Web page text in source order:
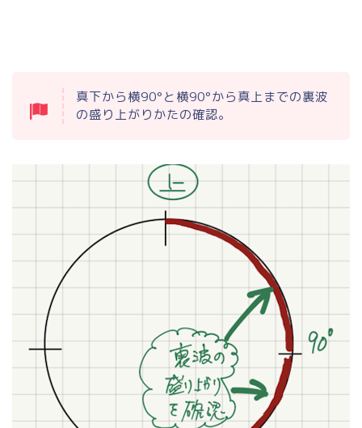
真下から横90°と横90°から真上までの裏波
の盛り上がりかたの確認。